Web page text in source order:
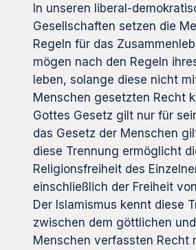
In unseren liberal-
Gesellschaften setzen die
Regeln für das
mögen nach den Regeln
leben, solange diese nicht
Menschen gesetzten Recht
Gottes Gesetz gilt nur für
das Gesetz der Menschen
diese Trennung ermöglicht
Religionsfreiheit des
einschließlich der Freiheit
Der Islamismus kennt diese
zwischen dem göttlichen
Menschen verfassten Recht